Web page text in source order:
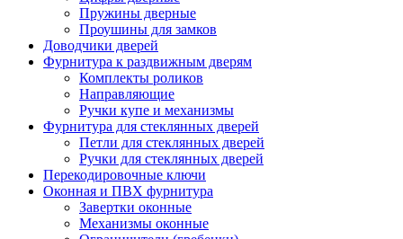
Пружины дверные
Проушины для замков
Доводчики дверей
Фурнитура к раздвижным дверям
Комплекты роликов
Направляющие
Ручки купе и механизмы
Фурнитура для стеклянных дверей
Петли для стеклянных дверей
Ручки для стеклянных дверей
Перекодировочные ключи
Оконная и ПВХ фурнитура
Завертки оконные
Механизмы оконные